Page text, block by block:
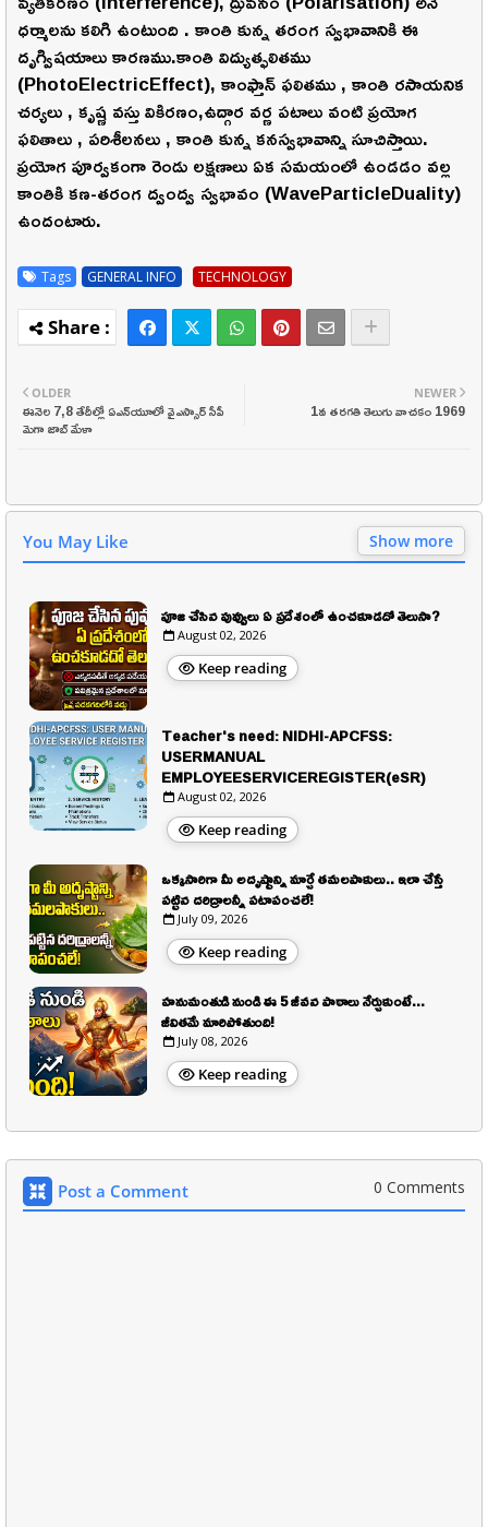
ధర్మాలను కలిగి ఉంటుంది . కాంతి కున్న తరంగ స్వభావానికి ఈ
దృగ్విషయాలు కారణము.కాంతి విద్యుత్ఫలితము
(PhotoElectricEffect), కాంఫ్తాన్ ఫలితము , కాంతి రసాయనిక
చర్యలు , కృష్ణ వస్తు వికిరణం,ఉద్గార వర్ణ పటాలు వంటి ప్రయోగ
ఫలితాలు , పరిశీలనలు , కాంతి కున్న కనస్వభావాన్ని సూచిస్తాయి.
ప్రయోగ పూర్వకంగా రెండు లక్షణాలు ఏక సమయంలో ఉండడం వల్ల
కాంతికి కణ-తరంగ ద్వంద్వ స్వభావం (WaveParticleDuality)
ఉందంటారు.
Tags GENERAL INFO TECHNOLOGY
NEWER
1వ తరగతి తెలుగు వాచకం 1969
OLDER
ఈనెల 7,8 తేదీల్లో ఏఎన్‌యూలో వైఎస్సార్‌ సీపీ
మెగా జాబ్‌ మేళా
You May Like Show more
పూజ చేసిన పువ్వులు ఏ ప్రదేశంలో ఉంచకూడదో తెలుసా?
August 02, 2026
Keep reading
Teacher's need: NIDHI-APCFSS:
USERMANUAL
EMPLOYEESERVICEREGISTER(eSR)
August 02, 2026
Keep reading
ఒక్కసారిగా మీ అదృష్టాన్ని మార్చే తమలపాకులు.. ఇలా చేస్తే
పట్టిన దరిద్రాలన్నీ పటాపంచలే!
July 09, 2026
Keep reading
హనుమంతుడి నుండి ఈ 5 జీవన పాఠాలు నేర్చుకుంటే...
జీవితమే మారిపోతుంది!
July 08, 2026
Keep reading
Post a Comment 0 Comments